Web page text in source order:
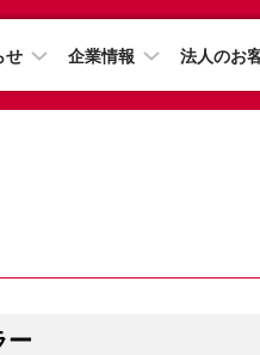
せ 企業情報 法人のお
ー